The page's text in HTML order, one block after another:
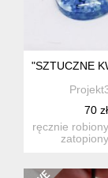
"SZTUCZNE
70 zł
ręcznie